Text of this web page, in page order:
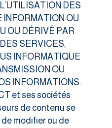
DES
INFORMATION OU
OU DÉRIVÉ PAR
SERVICES,
INFORMATIQUE
OU
INFORMATIONS.
et ses sociétés
de contenu se
modifier ou de